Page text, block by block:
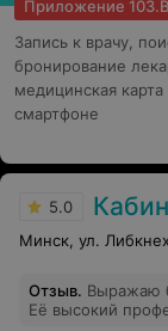
Приложение
Запись к врачу,
бронирование
медицинская
смартфоне
5.0
Минск, ул.
Отзыв. Выражаю
Её высокий